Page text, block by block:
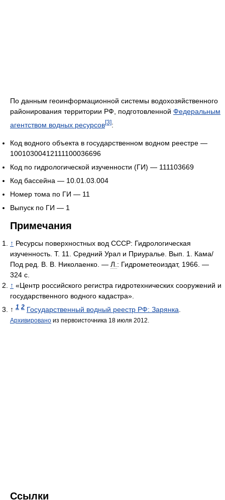
По данным геоинформационной системы водохозяйственного
районирования территории РФ, подготовленной Федеральным
агентством водных ресурсов[3]:
Код водного объекта в государственном водном реестре —
10010300412111100036696
Код по гидрологической изученности (ГИ) — 111103669
Код бассейна — 10.01.03.004
Номер тома по ГИ — 11
Выпуск по ГИ — 1
Примечания
↑ Ресурсы поверхностных вод СССР: Гидрологическая
изученность. Т. 11. Средний Урал и Приуралье. Вып. 1. Кама/
Под ред. В. В. Николаенко. — Л. : Гидрометеоиздат, 1966. —
324 с.
↑ «Центр российского регистра гидротехнических сооружений и
государственного водного кадастра».
↑ 1 2 Государственный водный реестр РФ: Зарянка
Архивировано из первоисточника 18 июля 2012.
Ссылки